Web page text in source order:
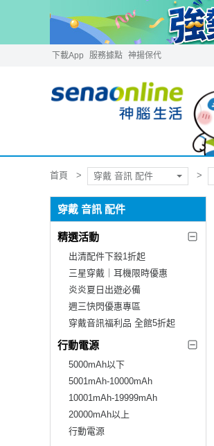
下載App 服務據點 神揚保代
首頁 穿戴 音訊 配件
穿戴 音訊 配件
精選活動
出清配件下殺1折起
三星穿戴｜耳機限時優惠
炎炎夏日出遊必備
週三快閃優惠專區
穿戴音訊福利品 全館5折起
行動電源
5000mAh以下
5001mAh-10000mAh
10001mAh-19999mAh
20000mAh以上
行動電源